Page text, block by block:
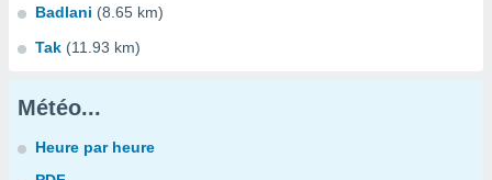
Badlani (8.65 km)
Tak (11.93 km)
Météo...
Heure par heure